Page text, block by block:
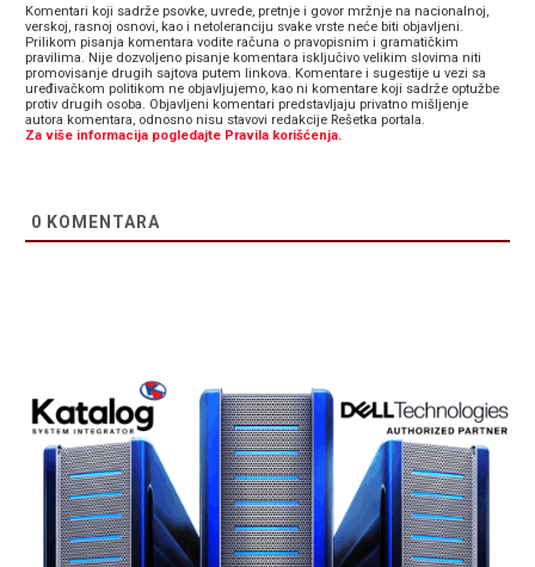
Komentari koji sadrže psovke, uvrede, pretnje i govor mržnje na nacionalnoj,
verskoj, rasnoj osnovi, kao i netoleranciju svake vrste neće biti objavljeni.
Prilikom pisanja komentara vodite računa o pravopisnim i gramatičkim
pravilima. Nije dozvoljeno pisanje komentara isključivo velikim slovima niti
promovisanje drugih sajtova putem linkova. Komentare i sugestije u vezi sa
uređivačkom politikom ne objavljujemo, kao ni komentare koji sadrže optužbe
protiv drugih osoba. Objavljeni komentari predstavljaju privatno mišljenje
autora komentara, odnosno nisu stavovi redakcije Rešetka portala.
Za više informacija pogledajte Pravila korišćenja.
0 KOMENTARA